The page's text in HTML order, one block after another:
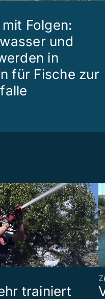
Folgen:
und
in
für Fische zur
trainiert